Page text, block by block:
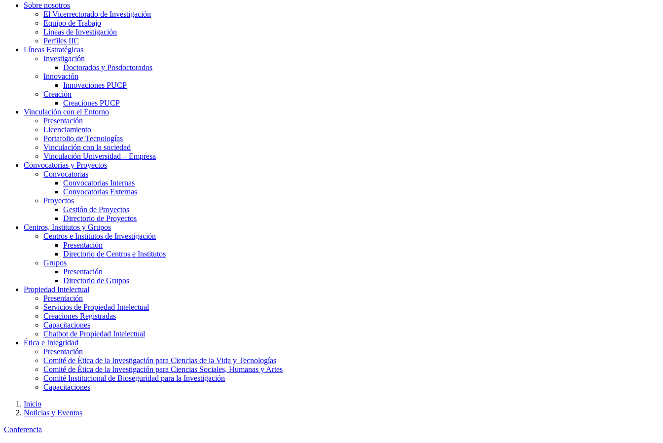
Sobre nosotros
El Vicerrectorado de Investigación
Equipo de Trabajo
Líneas de Investigación
Perfiles IIC
Líneas Estratégicas
Investigación
Doctorados y Posdoctorados
Innovación
Innovaciones PUCP
Creación
Creaciones PUCP
Vinculación con el Entorno
Presentación
Licenciamiento
Portafolio de Tecnologías
Vinculación con la sociedad
Vinculación Universidad – Empresa
Convocatorias y Proyectos
Convocatorias
Convocatorias Internas
Convocatorias Externas
Proyectos
Gestión de Proyectos
Directorio de Proyectos
Centros, Institutos y Grupos
Centros e Institutos de Investigación
Presentación
Directorio de Centros e Institutos
Grupos
Presentación
Directorio de Grupos
Propiedad Intelectual
Presentación
Servicios de Propiedad Intelectual
Creaciones Registradas
Capacitaciones
Chatbot de Propiedad Intelectual
Ética e Integridad
Presentación
Comité de Ética de la Investigación para Ciencias de la Vida y Tecnologías
Comité de Ética de la Investigación para Ciencias Sociales, Humanas y Artes
Comité Institucional de Bioseguridad para la Investigación
Capacitaciones
Inicio
Noticias y Eventos
Conferencia